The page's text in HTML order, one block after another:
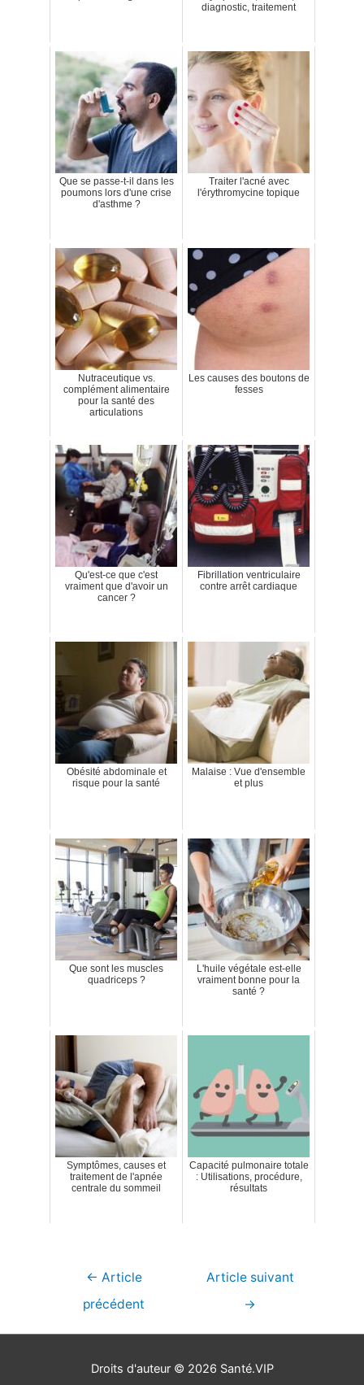
diagnostic, traitement
Que se passe-t-il dans les
poumons lors d'une crise
d'asthme ?
Traiter l'acné avec
l'érythromycine topique
Nutraceutique vs.
complément alimentaire
pour la santé des
articulations
Les causes des boutons de
fesses
Qu'est-ce que c'est
vraiment que d'avoir un
cancer ?
Fibrillation ventriculaire
contre arrêt cardiaque
Obésité abdominale et
risque pour la santé
Malaise : Vue d'ensemble
et plus
Que sont les muscles
quadriceps ?
L'huile végétale est-elle
vraiment bonne pour la
santé ?
Symptômes, causes et
traitement de l'apnée
centrale du sommeil
Capacité pulmonaire totale
: Utilisations, procédure,
résultats
Navigation
← Article
précédent
Article suivant
→
Droits d'auteur © 2026 Santé.VIP